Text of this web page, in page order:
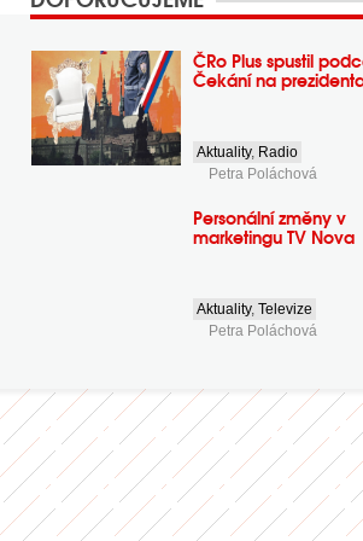
ČRo Plus spustil
Čekání na
Aktuality, Radio
Petra Poláchová
Personální změny v
marketingu TV Nova
Aktuality,Televize
Petra Poláchová